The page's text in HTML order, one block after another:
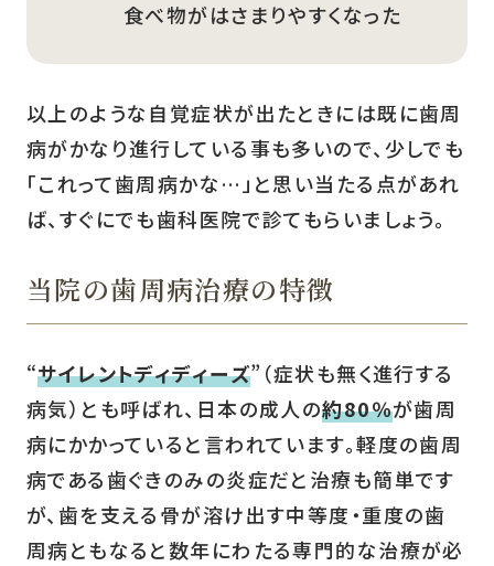
食べ物がはさまりやすくなった
以上のような自覚症状が出たときには既に歯周
病がかなり進行している事も多いので、少しでも
「これって歯周病かな…」と思い当たる点があれ
ば、すぐにでも歯科医院で診てもらいましょう。
当院の歯周病治療の特徴
“サイレントディディーズ”（症状も無く進行する
病気）とも呼ばれ、日本の成人の約80％が歯周
病にかかっていると言われています。軽度の歯周
病である歯ぐきのみの炎症だと治療も簡単です
が、歯を支える骨が溶け出す中等度・重度の歯
周病ともなると数年にわたる専門的な治療が必